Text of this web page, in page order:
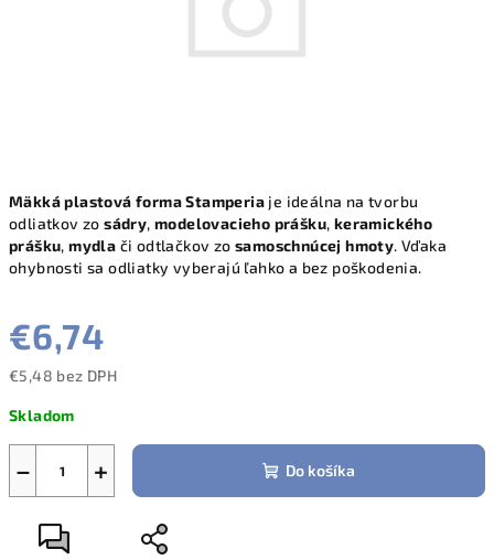
Mäkká plastová forma Stamperia je ideálna na tvorbu
odliatkov zosádry,modelovacieho prášku, keramického
prášku,mydla či odtlačkov zosamoschnúcej hmoty. Vďaka
ohybnosti sa odliatky vyberajú ľahko a bez poškodenia.
€6,74
€5,48 bez DPH
cena:
Skladom
+
− Do košíka